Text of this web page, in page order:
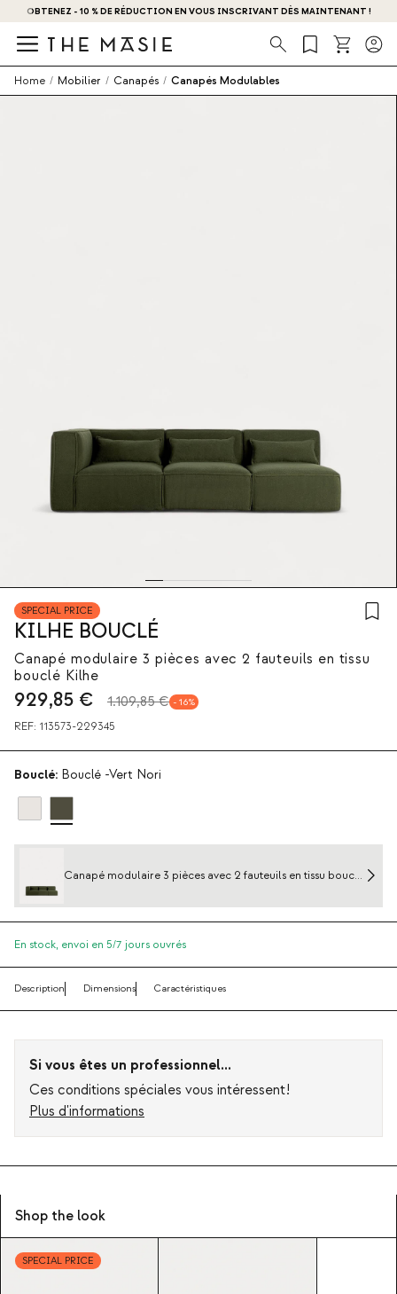
OBTENEZ - 10 % DE RÉDUCTION EN VOUS INSCRIVANT DÈS MAINTENANT !
Recherche
Home / Mobilier / Canapés / Canapés Modulables
SPECIAL PRICE
KILHE BOUCLÉ
Canapé modulaire 3 pièces avec 2 fauteuils en tissu
bouclé Kilhe
929,85 € 1.109,85 € 16
REF: 113573-229345
Bouclé: Bouclé -Vert Nori
Canapé modulaire 3 pièces avec 2 fauteuils en tissu bouclé
En stock, envoi en 5/7 jours ouvrés
Description Dimensions Caractéristiques
Si vous êtes un professionnel...
Ces conditions spéciales vous intéressent!
Plus d'informations
Shop the look
SPECIAL PRICE